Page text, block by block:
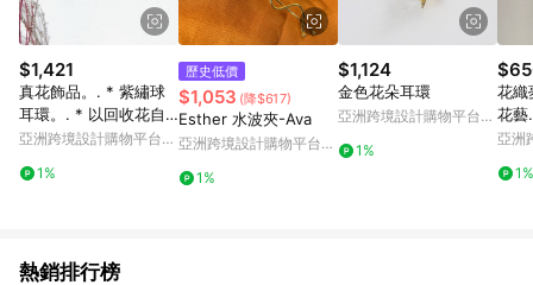
頁面後才首次下載 Pinkoi APP 並完成訂單，不符合導購資格；承
上，首次下載 Pinkoi APP 後，需透過 LINE 購物前往 Pinkoi 頁
面，方享導購資格。
$1,421
真花飾品。. * 紫繡球
耳環。. * 以回收花自
家製作 可轉夾式
亞洲跨境設計購物平台
1%
歷史低價
$1,053 (降$617)
Esther 水波夾-Ava
亞洲跨境設計購物平台
1%
$1,124
金色花朵耳環
亞洲跨境設計購物平台
1%
花織
花藝
物
亞洲
1%
熱銷排行榜